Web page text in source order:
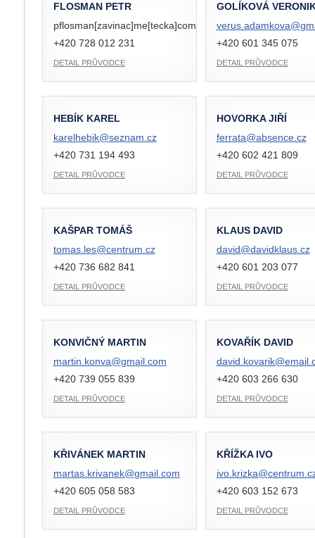
FLOSMAN PETR
pflosman[zavinac]me[tecka]com
+420 728 012 231
DETAIL PRŮVODCE
GOLÍKOVÁ
verus.adamkova@
+420 601 345 075
DETAIL PRŮVODCE
HEBÍK KAREL
karelhebik@seznam.cz
+420 731 194 493
DETAIL PRŮVODCE
HOVORKA JIŘÍ
ferrata@absence.cz
+420 602 421 809
DETAIL PRŮVODCE
KAŠPAR TOMÁŠ
tomas.les@centrum.cz
+420 736 682 841
DETAIL PRŮVODCE
KLAUS DAVID
david@davidklaus.cz
+420 601 203 077
DETAIL PRŮVODCE
KONVIČNÝ MARTIN
martin.konva@gmail.com
+420 739 055 839
DETAIL PRŮVODCE
KOVAŘÍK DAVID
david.kovarik@
+420 603 266 630
DETAIL PRŮVODCE
KŘIVÁNEK MARTIN
martas.krivanek@gmail.com
+420 605 058 583
DETAIL PRŮVODCE
KŘÍŽKA IVO
ivo.krizka@
+420 603 152 673
DETAIL PRŮVODCE